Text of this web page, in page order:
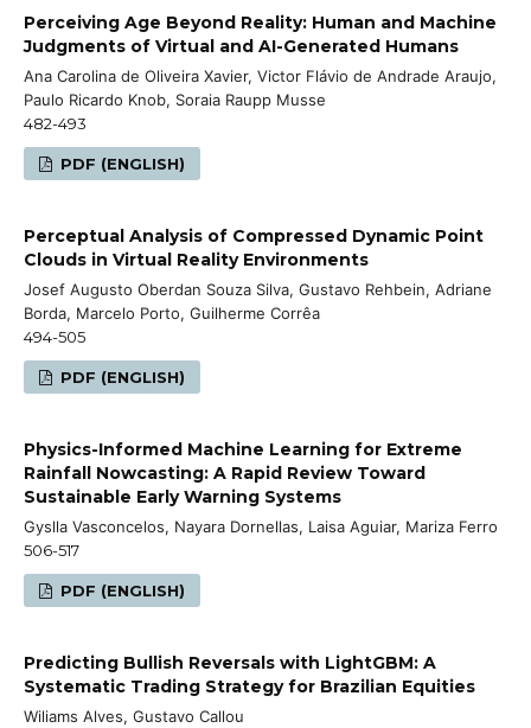
Perceiving Age Beyond Reality: Human and Machine
Judgments of Virtual and AI-Generated Humans
Ana Carolina de Oliveira Xavier, Victor Flávio de Andrade Araujo,
Paulo Ricardo Knob, Soraia Raupp Musse
482-493
PDF (ENGLISH)
Perceptual Analysis of Compressed Dynamic Point
Clouds in Virtual Reality Environments
Josef Augusto Oberdan Souza Silva, Gustavo Rehbein, Adriane
Borda, Marcelo Porto, Guilherme Corrêa
494-505
PDF (ENGLISH)
Physics-Informed Machine Learning for Extreme
Rainfall Nowcasting: A Rapid Review Toward
Sustainable Early Warning Systems
Gyslla Vasconcelos, Nayara Dornellas, Laisa Aguiar, Mariza Ferro
506-517
PDF (ENGLISH)
Predicting Bullish Reversals with LightGBM: A
Systematic Trading Strategy for Brazilian Equities
Wiliams Alves, Gustavo Callou